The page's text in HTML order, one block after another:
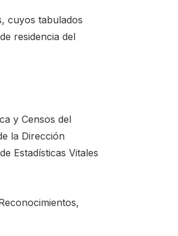
cuyos tabulados
residencia del
y Censos del
la Dirección
Estadísticas Vitales